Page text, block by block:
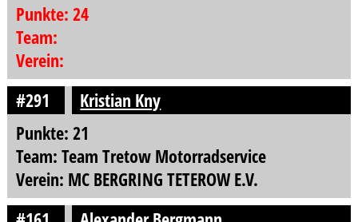
Punkte: 24
Team:
Verein:
#291
Kristian Kny
Punkte: 21
Team: Team Tretow Motorradservice
Verein: MC BERGRING TETEROW E.V.